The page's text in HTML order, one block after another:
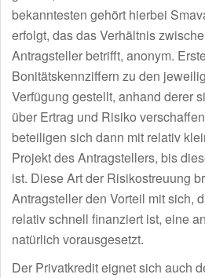
bekanntesten gehört hierbei
erfolgt, das das Verhältnis
Antragsteller betrifft, anonym.
Bonitätskennziffern zu den
Verfügung gestellt, anhand derer
über Ertrag und Risiko
beteiligen sich dann mit relativ
Projekt des Antragstellers, bis
ist. Diese Art der Risikostreuung
Antragsteller den Vorteil mit sich,
relativ schnell finanziert ist, eine
natürlich vorausgesetzt.
Der Privatkredit eignet sich auch